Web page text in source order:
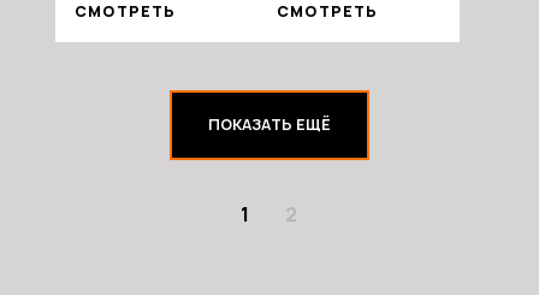
ММ
СМОТРЕТЬ
ДЕРЖАТЕЛЕМ ДЛЯ
БИТ; 9 БИТ ДЛИНОЙ
СМОТРЕТЬ
ПОКАЗАТЬ ЕЩЁ
1 2